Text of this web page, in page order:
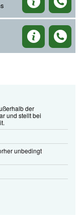
der
und stellt bei
unbedingt